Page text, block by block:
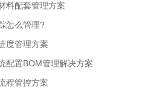
料配套管理方案
怎么管理?
度管理方案
配置BOM管理解决方案
程管控方案